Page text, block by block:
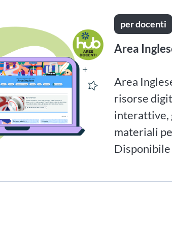
per docenti
Area
Area
risorse
interattive,
materiali